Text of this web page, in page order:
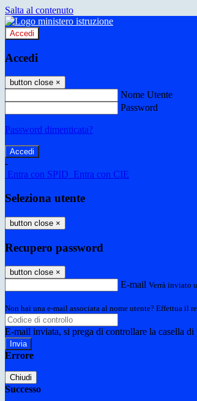
Salta al contenuto
Accedi
Accedi
button close ×
Nome Utente
Password
Password dimenticata?
-
Entra con SPID Entra con CIE
Seleziona utente
button close ×
Recupero password
button close ×
E-mail Verrà inviato
Non hai una e-mail associata al nome utente? Effettua il
E-mail inviata, si prega di controllare la casella di
Errore
Chiudi
Successo